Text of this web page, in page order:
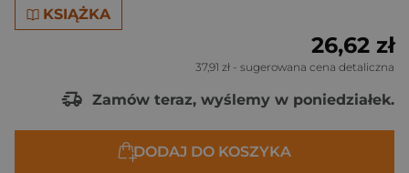
KSIĄŻKA
26,62 zł
37,91 zł - sugerowana cena detaliczna
Zamów teraz, wyślemy w poniedziałek.
DODAJ DO KOSZYKA